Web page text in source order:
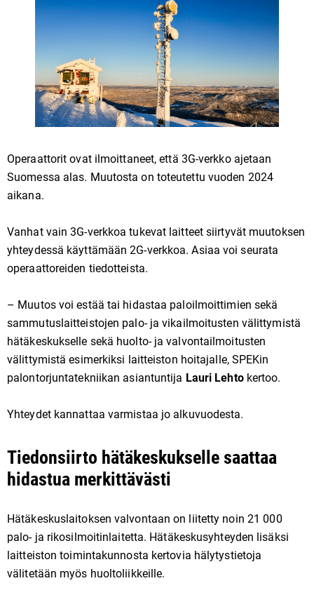
Operaattorit ovat ilmoittaneet, että 3G-verkko ajetaan
Suomessa alas. Muutosta on toteutettu vuoden 2024
aikana.
Vanhat vain 3G-verkkoa tukevat laitteet siirtyvät muutoksen
yhteydessä käyttämään 2G-verkkoa. Asiaa voi seurata
operaattoreiden tiedotteista.
– Muutos voi estää tai hidastaa paloilmoittimien sekä
sammutuslaitteistojen palo- ja vikailmoitusten välittymistä
hätäkeskukselle sekä huolto- ja valvontailmoitusten
välittymistä esimerkiksi laitteiston hoitajalle, SPEKin
palontorjuntatekniikan asiantuntija Lauri Lehtokertoo.
Yhteydet kannattaa varmistaa jo alkuvuodesta.
Tiedonsiirto hätäkeskukselle saattaa
hidastua merkittävästi
Hätäkeskuslaitoksen valvontaan on liitetty noin 21 ⁠⁠000
palo- ja rikosilmoitinlaitetta. Hätäkeskusyhteyden lisäksi
laitteiston toimintakunnosta kertovia hälytystietoja
välitetään myös huoltoliikkeille.